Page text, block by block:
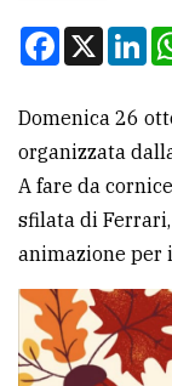
Scrivici
la
tua
pubblicità
CERCA
Cerca
per
Facebook
X
Domenica 26
organizzata
A fare da
sfilata di
animazione per